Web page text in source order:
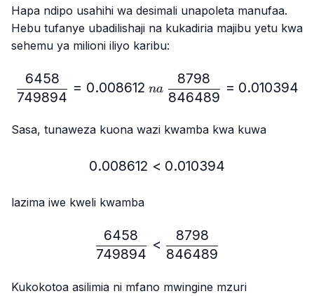
Hapa ndipo usahihi wa desimali unapoleta manufaa.
Hebu tufanye ubadilishaji na kukadiria majibu yetu kwa
sehemu ya milioni iliyo karibu:
749894
6458
= 0.008612 na 846489
8798
= 0.010394
Sasa, tunaweza kuona wazi kwamba kwa kuwa
0.008612 < 0.010394
0.008612 < 0.010394
lazima iwe kweli kwamba
\frac{6458}{749894} <
749894
6458
<
846489
8798
Kukokotoa asilimia ni mfano mwingine mzuri